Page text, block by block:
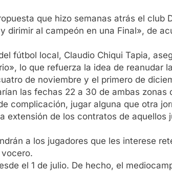
que hizo semanas atrás el club
dirimir al campeón en una Final», de
fútbol local, Claudio Chiqui Tapia,
lo que refuerza la idea de reanudar
de noviembre y el primero de
las fechas 22 a 30 de ambas zonas
complicación, jugar alguna que otra
extensión de los contratos de
a los jugadores que les interese
el 1 de julio. De hecho, el